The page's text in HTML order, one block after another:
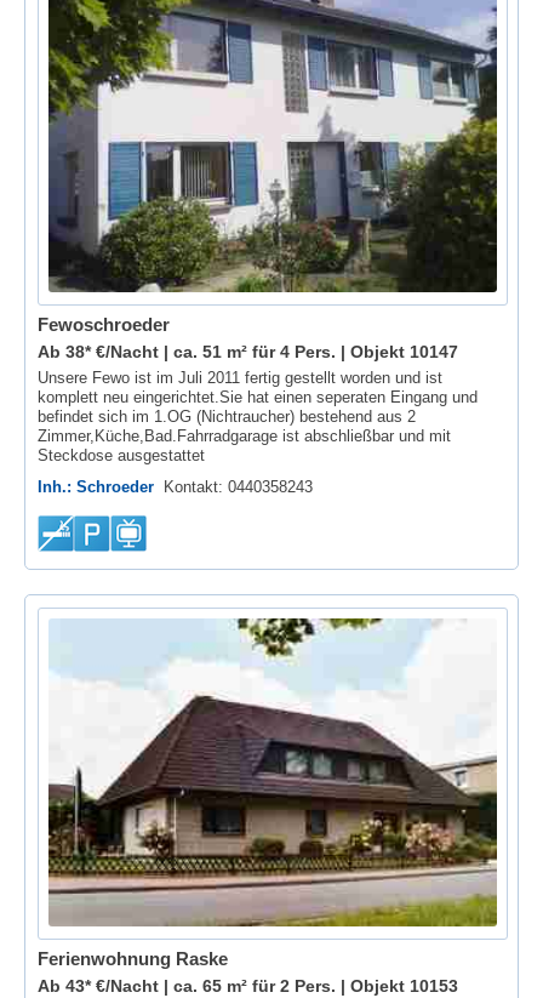
Fewoschroeder
Ab 38* €/Nacht | ca. 51 m² für 4 Pers. | Objekt 10147
Unsere Fewo ist im Juli 2011 fertig gestellt worden und ist
komplett neu eingerichtet.Sie hat einen seperaten Eingang und
befindet sich im 1.OG (Nichtraucher) bestehend aus 2
Zimmer,Küche,Bad.Fahrradgarage ist abschließbar und mit
Steckdose ausgestattet
Inh.: Schroeder
Kontakt: 0440358243
Ferienwohnung Raske
Ab 43* €/Nacht | ca. 65 m² für 2 Pers. | Objekt 10153